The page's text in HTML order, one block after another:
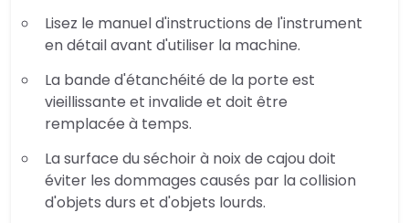
Lisez le manuel d'instructions de l'instrument
en détail avant d'utiliser la machine.
La bande d'étanchéité de la porte est
vieillissante et invalide et doit être
remplacée à temps.
La surface du séchoir à noix de cajou doit
éviter les dommages causés par la collision
d'objets durs et d'objets lourds.